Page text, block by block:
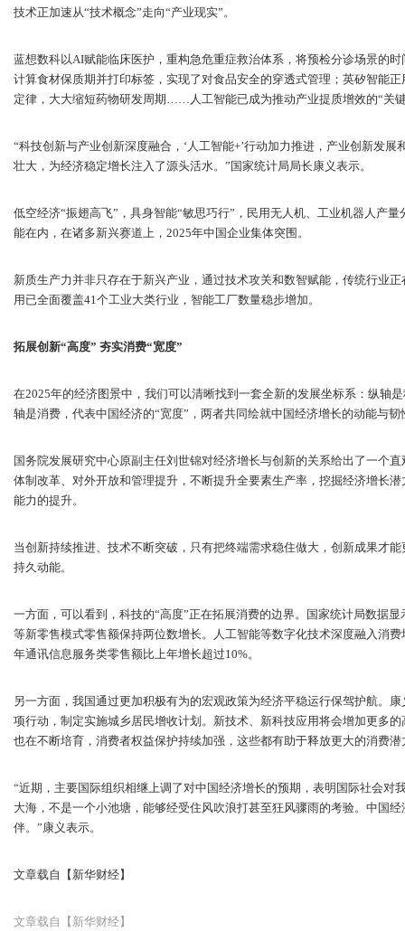
技术正加速从“技术概念”走向“产业现实”。
蓝想数科以AI赋能临床医护，重构急危重症救治体系，将预检分诊场景的
计算食材保质期并打印标签，实现了对食品安全的穿透式管理；英矽智能
定律，大大缩短药物研发周期……人工智能已成为推动产业提质增效的“关
“科技创新与产业创新深度融合，‘人工智能+’行动加力推进，产业创新发
壮大，为经济稳定增长注入了源头活水。”国家统计局局长康义表示。
低空经济“振翅高飞”，具身智能“敏思巧行”，民用无人机、工业机器人产
能在内，在诸多新兴赛道上，2025年中国企业集体突围。
新质生产力并非只存在于新兴产业，通过技术攻关和数智赋能，传统行业
用已全面覆盖41个工业大类行业，智能工厂数量稳步增加。
拓展创新“高度” 夯实消费“宽度”
在2025年的经济图景中，我们可以清晰找到一套全新的发展坐标系：纵轴
轴是消费，代表中国经济的“宽度”，两者共同绘就中国经济增长的动能与韧
国务院发展研究中心原副主任刘世锦对经济增长与创新的关系给出了一个
体制改革、对外开放和管理提升，不断提升全要素生产率，挖掘经济增长
能力的提升。
当创新持续推进、技术不断突破，只有把终端需求稳住做大，创新成果才
持久动能。
一方面，可以看到，科技的“高度”正在拓展消费的边界。国家统计局数据
等新零售模式零售额保持两位数增长。人工智能等数字化技术深度融入消
年通讯信息服务类零售额比上年增长超过10%。
另一方面，我国通过更加积极有为的宏观政策为经济平稳运行保驾护航。
项行动，制定实施城乡居民增收计划。新技术、新科技应用将会增加更多
也在不断培育，消费者权益保护持续加强，这些都有助于释放更大的消费潜
“近期，主要国际组织相继上调了对中国经济增长的预期，表明国际社会对
大海，不是一个小池塘，能够经受住风吹浪打甚至狂风骤雨的考验。中国
伴。”康义表示。
文章载自【新华财经】
文章载自【新华财经】